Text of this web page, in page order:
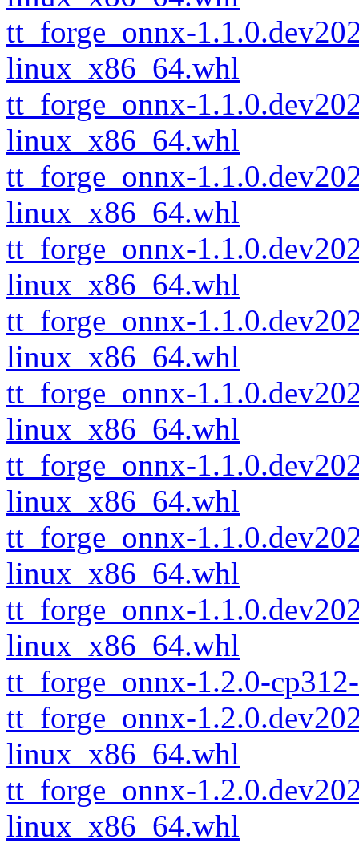
tt_forge_onnx-
linux_x86_64.whl
tt_forge_onnx-
linux_x86_64.whl
tt_forge_onnx-
linux_x86_64.whl
tt_forge_onnx-
linux_x86_64.whl
tt_forge_onnx-
linux_x86_64.whl
tt_forge_onnx-
linux_x86_64.whl
tt_forge_onnx-
linux_x86_64.whl
tt_forge_onnx-
linux_x86_64.whl
tt_forge_onnx-
linux_x86_64.whl
tt_forge_onnx-1.2.0-
tt_forge_onnx-
linux_x86_64.whl
tt_forge_onnx-
linux_x86_64.whl